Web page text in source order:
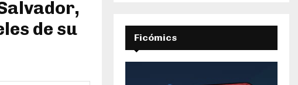
de su
Ficómics